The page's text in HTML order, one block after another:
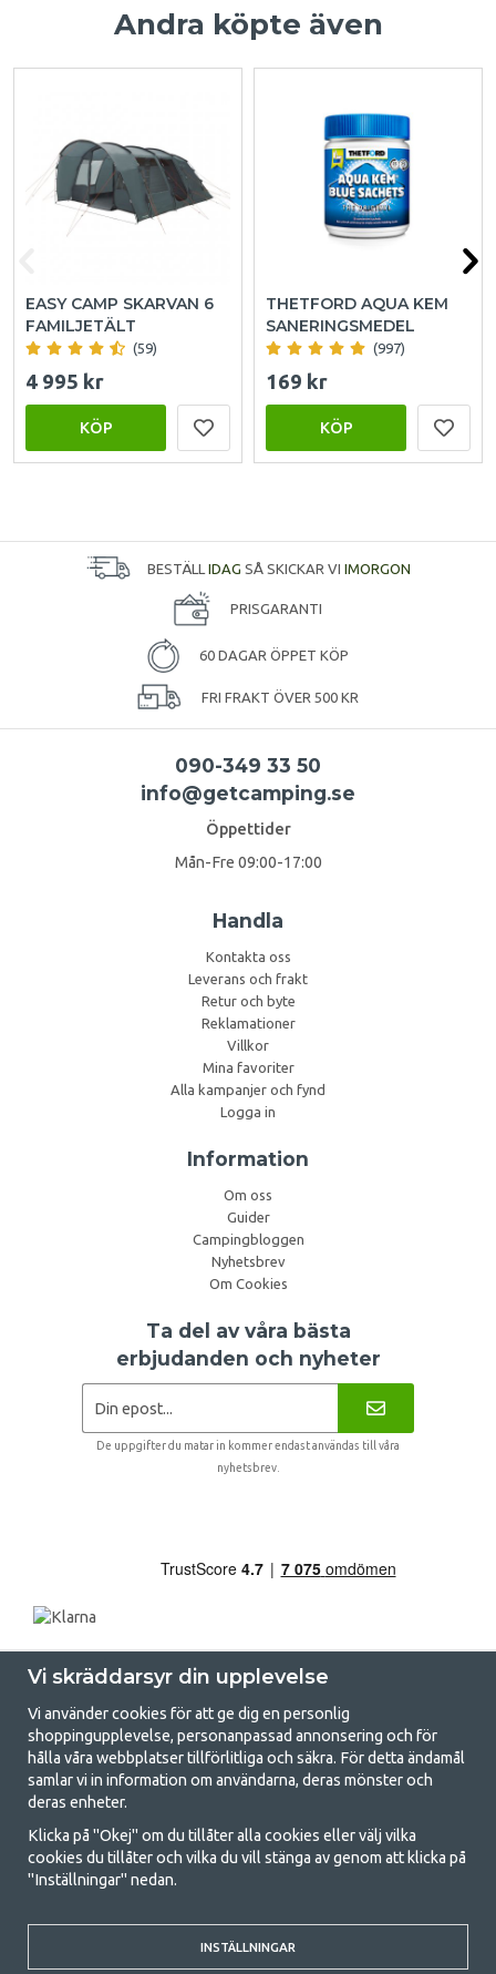
Andra köpte även
EASY CAMP SKARVAN 6
FAMILJETÄLT
(59)
4 995 kr
KÖP
THETFORD AQUA KEM
SANERINGSMEDEL
(997)
169 kr
KÖP
BESTÄLL IDAG SÅ SKICKAR VI IMORGON
PRISGARANTI
60 DAGAR ÖPPET KÖP
FRI FRAKT ÖVER 500 KR
090-349 33 50
info@getcamping.se
Öppettider
Mån-Fre 09:00-17:00
Handla
Kontakta oss
Leverans och frakt
Retur och byte
Reklamationer
Villkor
Mina favoriter
Alla kampanjer och fynd
Logga in
Information
Om oss
Guider
Campingbloggen
Nyhetsbrev
Om Cookies
Ta del av våra bästa
erbjudanden och nyheter
De uppgifter du matar in kommer endast användas till våra
nyhetsbrev.
GetCamping.se - Din butik för camping
och uteliv
Att campa kan antingen vara en livsstil eller ett sätt att samla familjen
för ett gemensamt äventyr. Oavsett vilken kategori du tillhör hittar du
med att campa så därför erbjuder vi riktigt bra priser på familjetält,
husvagnstält och all annan utrustning för camping och friluftsliv. Vårt
mål är att i varje priskategori erbjuda den bästa campingutrustningen
Vi skräddarsyr din upplevelse
Vi använder cookies för att ge dig en personlig
shoppingupplevelse, personanpassad annonsering och för
hålla våra webbplatser tillförlitliga och säkra. För detta ändamål
samlar vi in information om användarna, deras mönster och
deras enheter.
Klicka på "Okej" om du tillåter alla cookies eller välj vilka
cookies du tillåter och vilka du vill stänga av genom att klicka på
"Inställningar" nedan.
INSTÄLLNINGAR